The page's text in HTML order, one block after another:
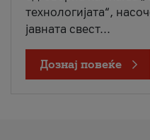
технологијата“,
јавната свест...
Дознај повеќе